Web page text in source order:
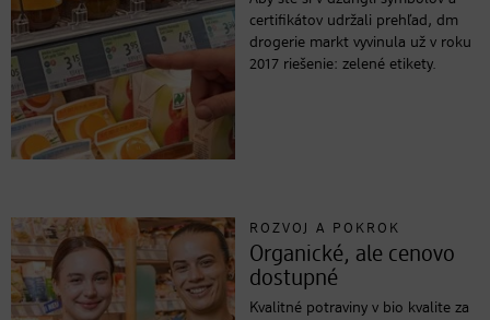
certifikátov udržali prehľad, dm
drogerie markt vyvinula už v roku
2017 riešenie: zelené etikety.
ROZVOJ A POKROK
Organické, ale cenovo
dostupné
Kvalitné potraviny v bio kvalite za